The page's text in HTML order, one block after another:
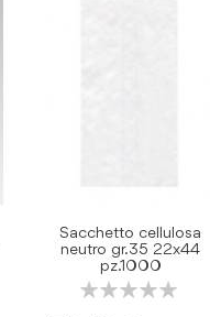
Sacchetto cellulosa
neutro gr.35 22x44
pz.1000
Rating: